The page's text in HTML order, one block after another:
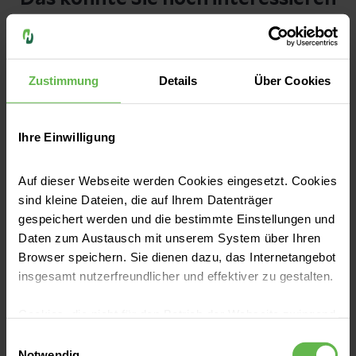
Zustimmung Details Über Cookies
Ihre Einwilligung
Auf dieser Webseite werden Cookies eingesetzt. Cookies
sind kleine Dateien, die auf Ihrem Datenträger
gespeichert werden und die bestimmte Einstellungen und
Daten zum Austausch mit unserem System über Ihren
Browser speichern. Sie dienen dazu, das Internetangebot
insgesamt nutzerfreundlicher und effektiver zu gestalten.
eingesetzt werden.
Besuchen Sie unser
Patientenportal.
Gesunde Ernährung
Diabetes und Alkohol: Was heißt das